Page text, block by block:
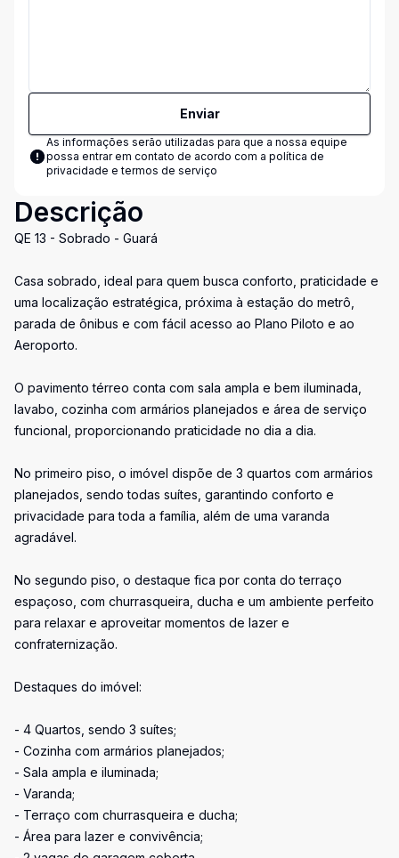
Enviar
As informações serão utilizadas para que a nossa equipe
possa entrar em contato de acordo com a política de
privacidade e termos de serviço
Descrição
QE 13 - Sobrado - Guará
Casa sobrado, ideal para quem busca conforto, praticidade e
uma localização estratégica, próxima à estação do metrô,
parada de ônibus e com fácil acesso ao Plano Piloto e ao
Aeroporto.
O pavimento térreo conta com sala ampla e bem iluminada,
lavabo, cozinha com armários planejados e área de serviço
funcional, proporcionando praticidade no dia a dia.
No primeiro piso, o imóvel dispõe de 3 quartos com armários
planejados, sendo todas suítes, garantindo conforto e
privacidade para toda a família, além de uma varanda
agradável.
No segundo piso, o destaque fica por conta do terraço
espaçoso, com churrasqueira, ducha e um ambiente perfeito
para relaxar e aproveitar momentos de lazer e
confraternização.
Destaques do imóvel:
- 4 Quartos, sendo 3 suítes;
- Cozinha com armários planejados;
- Sala ampla e iluminada;
- Varanda;
- Terraço com churrasqueira e ducha;
- Área para lazer e convivência;